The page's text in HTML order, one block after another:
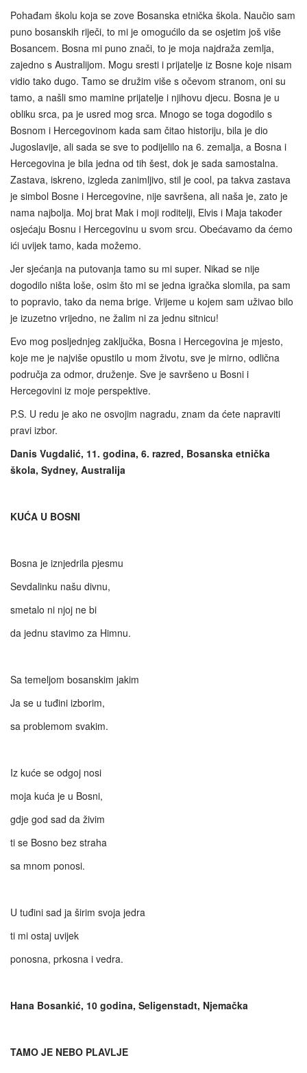
Pohađam školu koja se zove Bosanska etnička škola. Naučio sam
puno bosanskih riječi, to mi je omogućilo da se osjetim još više
Bosancem. Bosna mi puno znači, to je moja najdraža zemlja,
zajedno s Australijom. Mogu sresti i prijatelje iz Bosne koje nisam
vidio tako dugo. Tamo se družim više s očevom stranom, oni su
tamo, a našli smo mamine prijatelje i njihovu djecu. Bosna je u
obliku srca, pa je usred mog srca. Mnogo se toga dogodilo s
Bosnom i Hercegovinom kada sam čitao historiju, bila je dio
Jugoslavije, ali sada se sve to podijelilo na 6. zemalja, a Bosna i
Hercegovina je bila jedna od tih šest, dok je sada samostalna.
Zastava, iskreno, izgleda zanimljivo, stil je cool, pa takva zastava
je simbol Bosne i Hercegovine, nije savršena, ali naša je, zato je
nama najbolja. Moj brat Mak i moji roditelji, Elvis i Maja također
osjećaju Bosnu i Hercegovinu u svom srcu. Obećavamo da ćemo
ići uvijek tamo, kada možemo.
Jer sjećanja na putovanja tamo su mi super. Nikad se nije
dogodilo ništa loše, osim što mi se jedna igračka slomila, pa sam
to popravio, tako da nema brige. Vrijeme u kojem sam uživao bilo
je izuzetno vrijedno, ne žalim ni za jednu sitnicu!
Evo mog posljednjeg zaključka, Bosna i Hercegovina je mjesto,
koje me je najviše opustilo u mom životu, sve je mirno, odlična
područja za odmor, druženje. Sve je savršeno u Bosni i
Hercegovini iz moje perspektive.
P.S. U redu je ako ne osvojim nagradu, znam da ćete napraviti
pravi izbor.
Danis Vugdalić, 11. godina, 6. razred, Bosanska etnička
škola, Sydney, Australija
KUĆA U BOSNI
Bosna je iznjedrila pjesmu
Sevdalinku našu divnu,
smetalo ni njoj ne bi
da jednu stavimo za Himnu.
Sa temeljom bosanskim jakim
Ja se u tuđini izborim,
sa problemom svakim.
Iz kuće se odgoj nosi
moja kuća je u Bosni,
gdje god sad da živim
ti se Bosno bez straha
sa mnom ponosi.
U tuđini sad ja širim svoja jedra
ti mi ostaj uvijek
ponosna, prkosna i vedra.
Hana Bosankić, 10 godina, Seligenstadt, Njemačka
TAMO JE NEBO PLAVLJE